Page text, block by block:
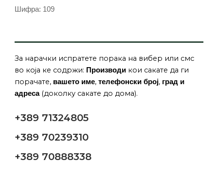
Шифра: 109
За нарачки испратете порака на вибер или смс
во која ке содржи: Производи кои сакате да ги
порачате, вашето име, телефонски број, град и
адреса(доколку сакате до дома).
+389 71324805
+389 70239310
+389 70888338